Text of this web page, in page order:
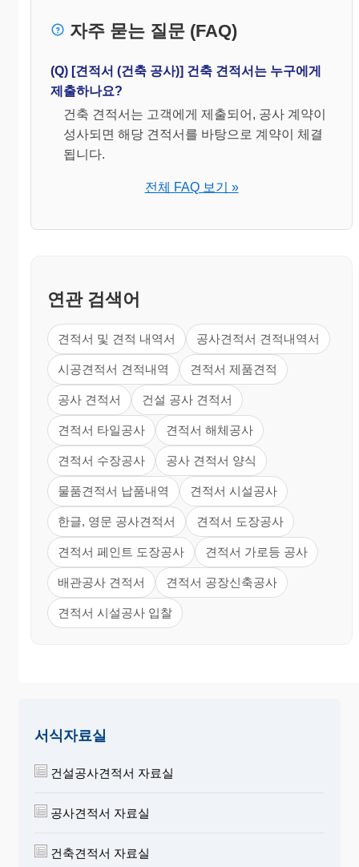
자주 묻는 질문 (FAQ)
(Q) [견적서 (건축 공사)] 건축 견적서는 누구에게
제출하나요?
건축 견적서는 고객에게 제출되어, 공사 계약이
성사되면 해당 견적서를 바탕으로 계약이 체결
됩니다.
전체 FAQ 보기 »
연관 검색어
견적서 및 견적 내역서 공사견적서 견적내역서
시공견적서 견적내역 견적서 제품견적
공사 견적서 건설 공사 견적서
견적서 타일공사 견적서 해체공사
견적서 수장공사 공사 견적서 양식
물품견적서 납품내역 견적서 시설공사
한글, 영문 공사견적서 견적서 도장공사
견적서 페인트 도장공사 견적서 가로등 공사
배관공사 견적서 견적서 공장신축공사
견적서 시설공사 입찰
서식자료실
건설공사견적서 자료실
공사견적서 자료실
건축견적서 자료실